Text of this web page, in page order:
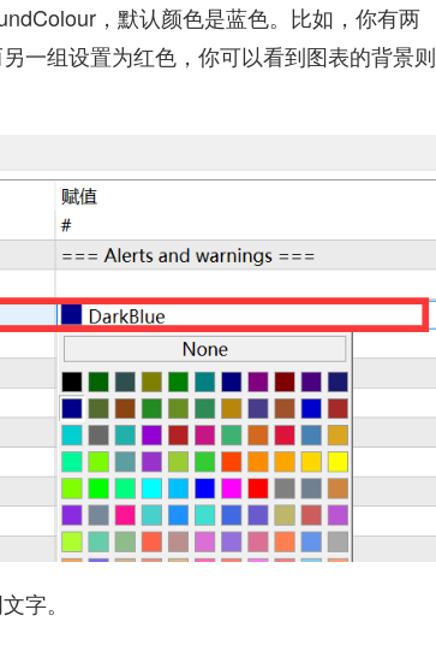
，默认颜色是蓝色。比如，你有两
一组设置为红色，你可以看到图表的背景则
字。